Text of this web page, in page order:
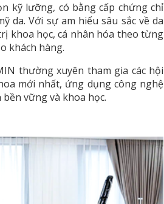
kỹ lưỡng, có bằng cấp chứng chỉ
da. Với sự am hiểu sâu sắc về da
khoa học, cá nhân hóa theo từng
khách hàng.
thường xuyên tham gia các hội
mới nhất, ứng dụng công nghệ
vững và khoa học.